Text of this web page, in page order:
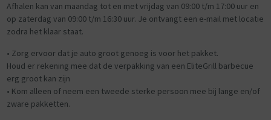
Afhalen kan van maandag tot en met vrijdag van 09:00 t/m 17:00 uur en
op zaterdag van 09:00 t/m 16:30 uur. Je ontvangt een e-mail met locatie
zodra het klaar staat.
• Zorg ervoor dat je auto groot genoeg is voor het pakket.
Houd er rekening mee dat de verpakking van een EliteGrill barbecue
erg groot kan zijn
• Kom alleen of neem een tweede sterke persoon mee bij lange en/of
zware pakketten.